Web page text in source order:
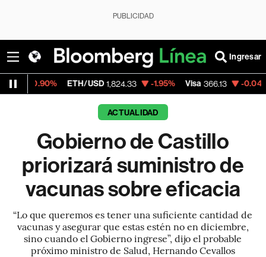
PUBLICIDAD
Ingresar
ETH/USD 1,824.33 -1.95% Visa 366.13 -0.04%
ACTUALIDAD
Gobierno de Castillo
priorizará suministro de
vacunas sobre eficacia
“Lo que queremos es tener una suficiente cantidad de
vacunas y asegurar que estas estén no en diciembre,
sino cuando el Gobierno ingrese”, dijo el probable
próximo ministro de Salud, Hernando Cevallos